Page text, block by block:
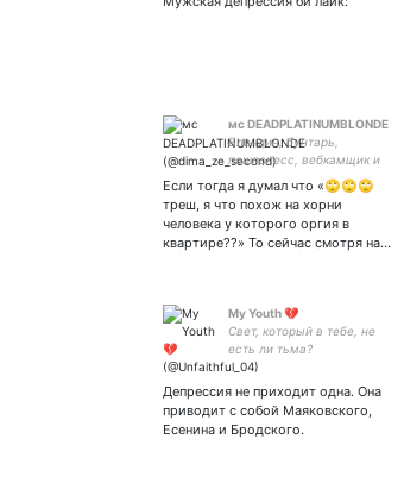
мс DEADPLATINUMBLONDE
Блондин, бунтарь,
пошлонесс, вебкамщик и
просто секс-бомба, а ещё
любимый альфонс своего
масика🍃
Если тогда я думал что «🙄🙄🙄
треш, я что похож на хорни
человека у которого оргия в
квартире??» То сейчас смотря на…
My Youth 💔
Свет, который в тебе, не
есть ли тьма?
Депрессия не приходит одна. Она
приводит с собой Маяковского,
Есенина и Бродского.